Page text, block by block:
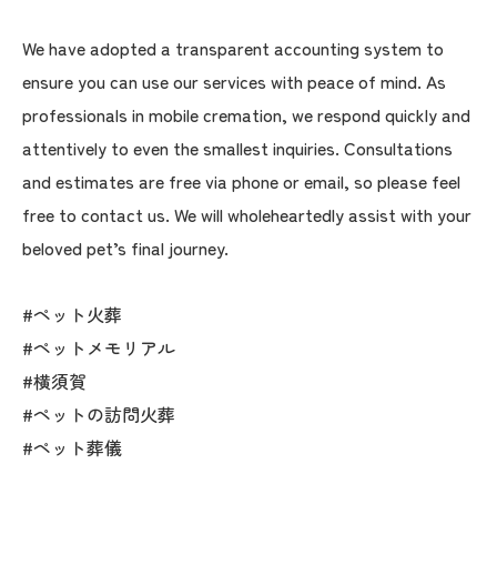
We have adopted a transparent accounting system to
ensure you can use our services with peace of mind. As
professionals in mobile cremation, we respond quickly and
attentively to even the smallest inquiries. Consultations
and estimates are free via phone or email, so please feel
free to contact us. We will wholeheartedly assist with your
beloved pet’s final journey.
#ペット火葬
#ペットメモリアル
#横須賀
#ペットの訪問火葬
#ペット葬儀